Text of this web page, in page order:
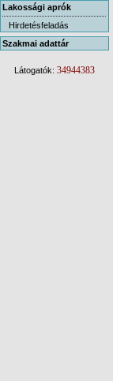
Lakossági aprók
Hirdetésfeladás
Szakmai adattár
Látogatók: 34944383